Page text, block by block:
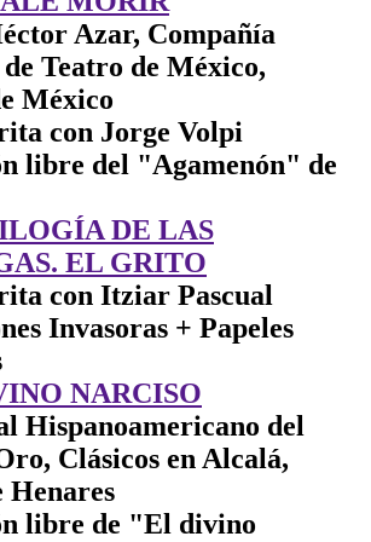
Azar, Compañía
Teatro de México,
México
con Jorge Volpi
libre del "Agamenón" de
DE LAS
EL GRITO
con Itziar Pascual
Invasoras + Papeles
NARCISO
Hispanoamericano del
Clásicos en Alcalá,
Henares
libre de "El divino